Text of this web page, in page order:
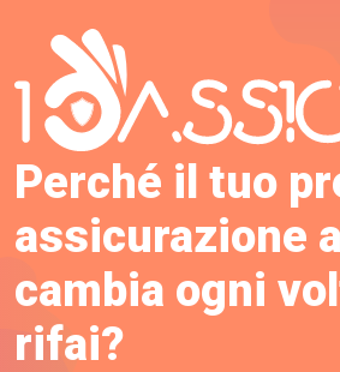
Perché il tuo
assicurazione
cambia ogni
rifai?